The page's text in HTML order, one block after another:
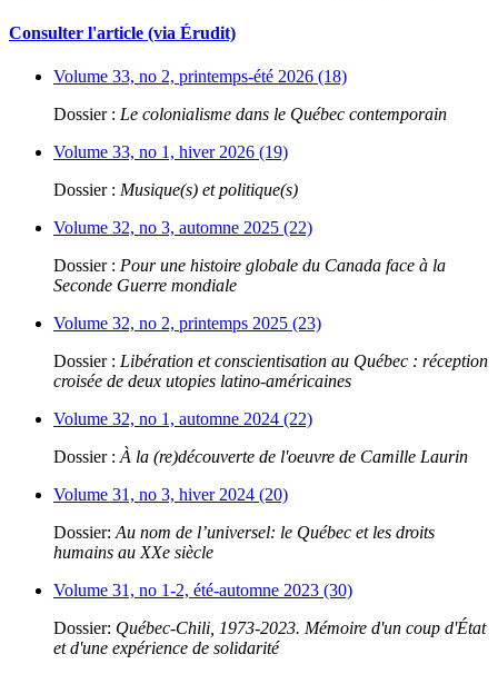
Consulter l'article (via Érudit)
Volume 33, no 2, printemps-été 2026 (18)
Dossier : Le colonialisme dans le Québec contemporain
Volume 33, no 1, hiver 2026 (19)
Dossier : Musique(s) et politique(s)
Volume 32, no 3, automne 2025 (22)
Dossier : Pour une histoire globale du Canada face à la
Seconde Guerre mondiale
Volume 32, no 2, printemps 2025 (23)
Dossier : Libération et conscientisation au Québec : réception
croisée de deux utopies latino-américaines
Volume 32, no 1, automne 2024 (22)
Dossier : À la (re)découverte de l'oeuvre de Camille Laurin
Volume 31, no 3, hiver 2024 (20)
Dossier: Au nom de l’universel: le Québec et les droits
humains au XXe siècle
Volume 31, no 1-2, été-automne 2023 (30)
Dossier: Québec-Chili, 1973-2023. Mémoire d'un coup d'État
et d'une expérience de solidarité